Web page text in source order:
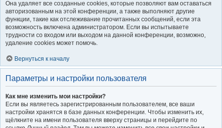
Она удаляет все созданные cookies, которые позволяют вам оставаться
авторизованным на этой конференции, а также выполняют другие
функции, такие как отслеживание прочитанных сообщений, если эта
возможность включена администратором. Если вы испытываете
трудности со входом или выходом на данной конференции, возможно,
удаление cookies может помочь.
Вернуться к началу
Параметры и настройки пользователя
Как мне изменить мои настройки?
Если вы являетесь зарегистрированным пользователем, все ваши
настройки хранятся в базе данных конференции. Чтобы изменить их,
щёлкните на имени пользователя вверху страницы и перейдите по